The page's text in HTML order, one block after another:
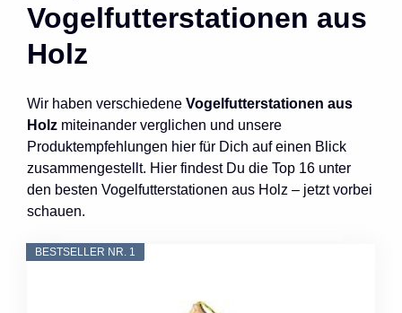
Vogelfutterstationen aus
Holz
Wir haben verschiedene Vogelfutterstationen aus
Holz miteinander verglichen und unsere
Produktempfehlungen hier für Dich auf einen Blick
zusammengestellt. Hier findest Du die Top 16 unter
den besten Vogelfutterstationen aus Holz – jetzt vorbei
schauen.
BESTSELLER NR. 1